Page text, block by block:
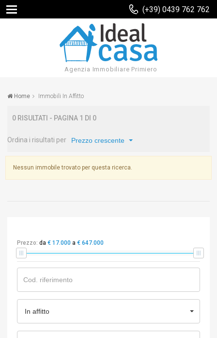
(+39) 0439 762 762
Agenzia Immobiliare Primiero
Home Immobili In Affitto
0 RISULTATI - PAGINA 1 DI 0
Ordina i risultati per Prezzo crescente
Nessun immobile trovato per questa ricerca.
Prezzo: da € 17.000 a € 647.000
In affitto